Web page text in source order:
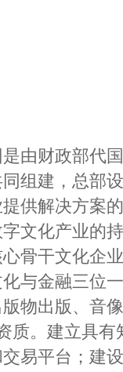
由财政部代
组建，总部
供解决方案
文化产业的
骨干文化企
与金融三位
物出版、音
质。建立具
易平台；建